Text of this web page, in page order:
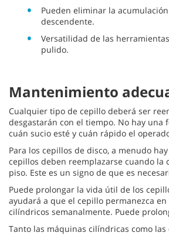
Pueden eliminar la
descendente.
Versatilidad de las
pulido.
Mantenimiento
Cualquier tipo de cepillo deberá ser
desgastarán con el tiempo. No hay
cuán sucio esté y cuán rápido el
Para los cepillos de disco, a menudo
cepillos deben reemplazarse cuando
piso. Este es un signo de que es
Puede prolongar la vida útil de los
ayudará a que el cepillo permanezca
cilíndricos semanalmente. Puede
Tanto las máquinas cilíndricas como